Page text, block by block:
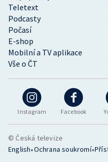
Instagram Facebook
Teletext
Podcasty
Počasí
E-shop
Mobilní a TV aplikace
Vše o ČT
© Česká televize
English•Ochrana soukromí•